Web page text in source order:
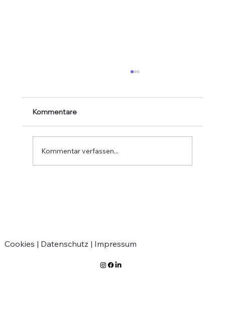
Kommentare
Kommentar verfassen...
Cookies | Datenschutz | Impressum